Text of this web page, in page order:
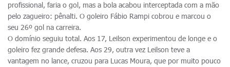
profissional, faria o gol, mas a bola acabou interceptada com a mão
pelo zagueiro: pênalti. O goleiro Fábio Rampi cobrou e marcou o
seu 26º gol na carreira.
O domínio seguiu total. Aos 17, Leilson experimentou de longe e o
goleiro fez grande defesa. Aos 29, outra vez Leilson teve a
vantagem no lance, cruzou para Lucas Moura, que por muito pouco